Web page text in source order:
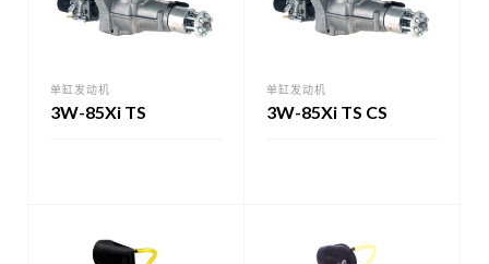
单缸发动机
3W-85Xi TS
单缸发动机
3W-85Xi TS CS